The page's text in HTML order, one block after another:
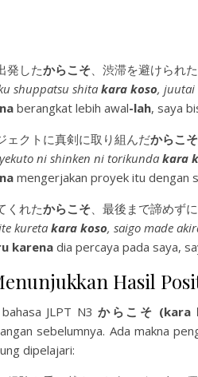
発したからこそ、渋滞を避けられた
shuppatsu shita kara koso, juutai
berangkat lebih awal-lah, saya
ェクトに真剣に取り組んだからこそ
ni shinken ni torikunda kara
mengerjakan proyek itu dengan
くれたからこそ、最後まで諦めずに
kuretakara koso, saigo made
karena dia percaya pada saya,
Hasil
JLPT N3からこそ (kara
sebelumnya. Ada makna
dipelajari: